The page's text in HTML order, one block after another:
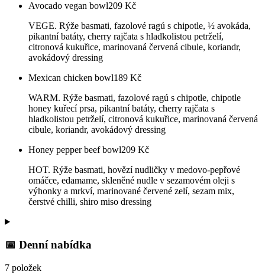
Avocado vegan bowl209 Kč
VEGE. Rýže basmati, fazolové ragú s chipotle, ½ avokáda,
pikantní batáty, cherry rajčata s hladkolistou petrželí,
citronová kukuřice, marinovaná červená cibule, koriandr,
avokádový dressing
Mexican chicken bowl189 Kč
WARM. Rýže basmati, fazolové ragú s chipotle, chipotle
honey kuřecí prsa, pikantní batáty, cherry rajčata s
hladkolistou petrželí, citronová kukuřice, marinovaná červená
cibule, koriandr, avokádový dressing
Honey pepper beef bowl209 Kč
HOT. Rýže basmati, hovězí nudličky v medovo-pepřové
omáčce, edamame, skleněné nudle v sezamovém oleji s
výhonky a mrkví, marinované červené zelí, sezam mix,
čerstvé chilli, shiro miso dressing
📅 Denní nabídka
7 položek